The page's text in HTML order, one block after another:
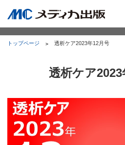
トップページ 透析ケア2023年12月号
透析ケア